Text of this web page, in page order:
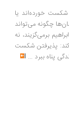
یا
می‌تواند
نه
شکست
ببرد...